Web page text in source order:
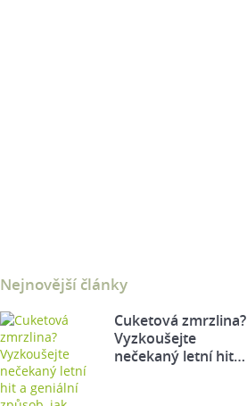
Nejnovější články
Cuketová zmrzlina?
Vyzkoušejte
nečekaný letní hit…